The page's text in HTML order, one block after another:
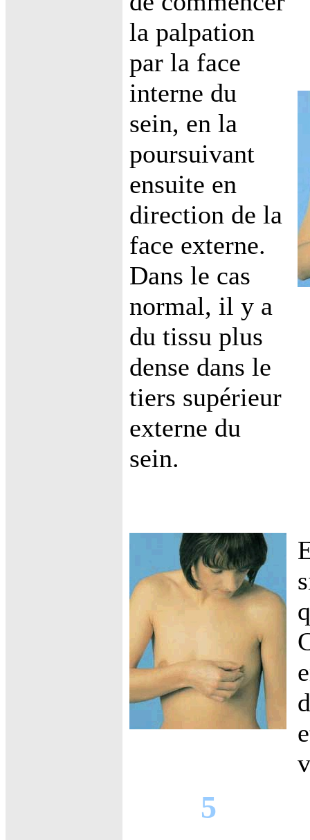
la palpation
par la face
interne du
sein, en la
poursuivant
ensuite en
direction de la
face externe.
Dans le cas
normal, il y a
du tissu plus
dense dans le
tiers supérieur
externe du
sein.
5